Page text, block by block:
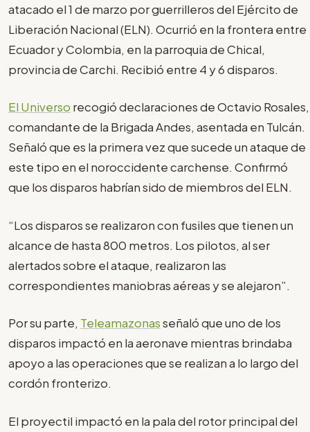
atacado el 1 de marzo por guerrilleros del Ejército de
Liberación Nacional (ELN). Ocurrió en la frontera entre
Ecuador y Colombia, en la parroquia de Chical,
provincia de Carchi. Recibió entre 4 y 6 disparos.
El Universo recogió declaraciones de Octavio Rosales,
comandante de la Brigada Andes, asentada en Tulcán.
Señaló que es la primera vez que sucede un ataque de
este tipo en el noroccidente carchense. Confirmó
que los disparos habrían sido de miembros del ELN.
“Los disparos se realizaron con fusiles que tienen un
alcance de hasta 800 metros. Los pilotos, al ser
alertados sobre el ataque, realizaron las
correspondientes maniobras aéreas y se alejaron”.
Por su parte, Teleamazonasseñaló que uno de los
disparos impactó en la aeronave mientras brindaba
apoyo a las operaciones que se realizan a lo largo del
cordón fronterizo.
El proyectil impactó en la pala del rotor principal del